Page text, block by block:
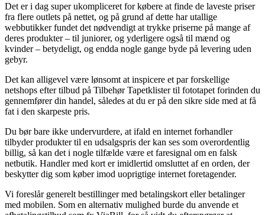
Det er i dag super ukompliceret for købere at finde de laveste priser
fra flere outlets på nettet, og på grund af dette har utallige
webbutikker fundet det nødvendigt at trykke priserne på mange af
deres produkter – til juniorer, og yderligere også til mænd og
kvinder – betydeligt, og endda nogle gange byde på levering uden
gebyr.
Det kan alligevel være lønsomt at inspicere et par forskellige
netshops efter tilbud på Tilbehør Tapetklister til fototapet forinden du
gennemfører din handel, således at du er på den sikre side med at få
fat i den skarpeste pris.
Du bør bare ikke undervurdere, at ifald en internet forhandler
tilbyder produkter til en udsalgspris der kan ses som overordentlig
billig, så kan det i nogle tilfælde være et faresignal om en falsk
netbutik. Handler med kort er imidlertid omsluttet af en orden, der
beskytter dig som køber imod uoprigtige internet foretagender.
Vi foreslår generelt bestillinger med betalingskort eller betalinger
med mobilen. Som en alternativ mulighed burde du anvende et